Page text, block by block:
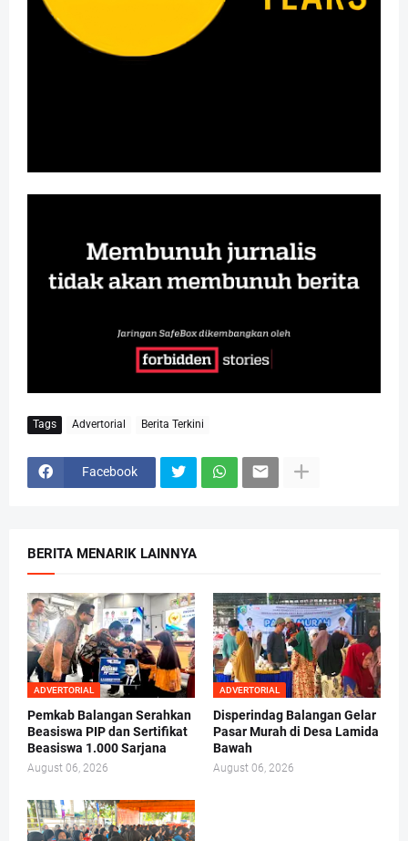
Tags Advertorial Berita Terkini
Facebook
BERITA MENARIK LAINNYA
ADVERTORIAL
Pemkab Balangan Serahkan
Beasiswa PIP dan Sertifikat
Beasiswa 1.000 Sarjana
August 06, 2026
ADVERTORIAL
Disperindag Balangan Gelar
Pasar Murah di Desa Lamida
Bawah
August 06, 2026